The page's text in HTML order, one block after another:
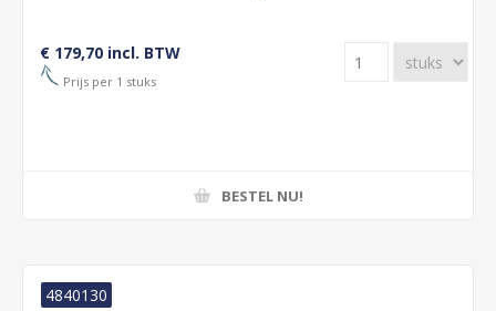
€ 179,70 incl. BTW
Prijs per 1 stuks
BESTEL NU!
4840130